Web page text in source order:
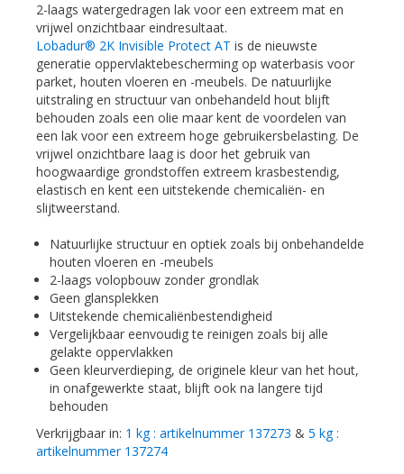
2-laags watergedragen lak voor een extreem mat en
vrijwel onzichtbaar eindresultaat.
Lobadur® 2K Invisible Protect AT is de nieuwste
generatie oppervlaktebescherming op waterbasis voor
parket, houten vloeren en -meubels. De natuurlijke
uitstraling en structuur van onbehandeld hout blijft
behouden zoals een olie maar kent de voordelen van
een lak voor een extreem hoge gebruikersbelasting. De
vrijwel onzichtbare laag is door het gebruik van
hoogwaardige grondstoffen extreem krasbestendig,
elastisch en kent een uitstekende chemicaliën- en
slijtweerstand.
Natuurlijke structuur en optiek zoals bij onbehandelde
houten vloeren en -meubels
2-laags volopbouw zonder grondlak
Geen glansplekken
Uitstekende chemicaliënbestendigheid
Vergelijkbaar eenvoudig te reinigen zoals bij alle
gelakte oppervlakken
Geen kleurverdieping, de originele kleur van het hout,
in onafgewerkte staat, blijft ook na langere tijd
behouden
Verkrijgbaar in: 1 kg : artikelnummer 137273 & 5 kg :
artikelnummer 137274